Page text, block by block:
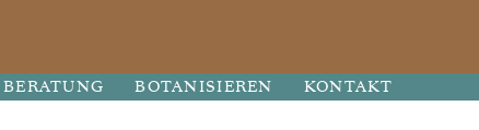
BERATUNG BOTANISIEREN KONTAKT